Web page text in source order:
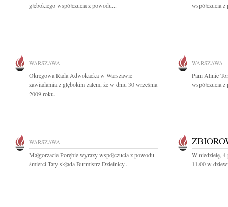
głębokiego współczucia z powodu...
współczucia
WARSZAWA
Okręgowa Rada Adwokacka w Warszawie
zawiadamia z głębokim żalem, że w dniu 30 września
2009 roku...
WARSZAWA
Pani Alinie
współczucia
WARSZAWA
Małgorzacie Porębie wyrazy współczucia z powodu
śmierci Taty składa Burmistrz Dzielnicy...
W niedzielę,
11.00 w